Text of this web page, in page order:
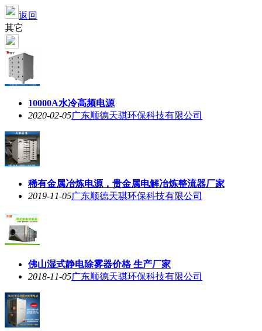
返回
其它
10000A水冷高频电源
2020-02-05广东顺德天骐环保科技有限公司
稀有金属冶炼电源，贵金属电解冶炼整流器厂家
2019-11-05广东顺德天骐环保科技有限公司
佛山湿式静电除雾器价格 生产厂家
2018-11-05广东顺德天骐环保科技有限公司